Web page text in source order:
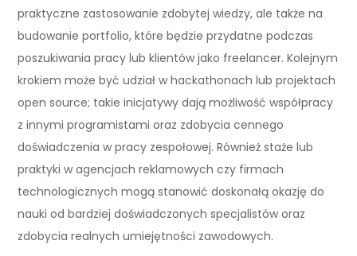
praktyczne zastosowanie zdobytej wiedzy, ale także na
budowanie portfolio, które będzie przydatne podczas
poszukiwania pracy lub klientów jako freelancer. Kolejnym
krokiem może być udział w hackathonach lub projektach
open source; takie inicjatywy dają możliwość współpracy
z innymi programistami oraz zdobycia cennego
doświadczenia w pracy zespołowej. Również staże lub
praktyki w agencjach reklamowych czy firmach
technologicznych mogą stanowić doskonałą okazję do
nauki od bardziej doświadczonych specjalistów oraz
zdobycia realnych umiejętności zawodowych.